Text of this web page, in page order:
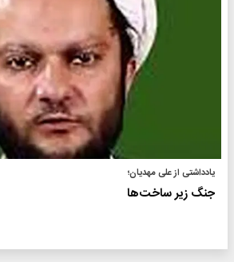
یادداشتی از علی مهدیان؛
جنگ زیر ساخت‌ها